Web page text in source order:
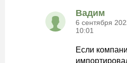
Вадим
6 сентября
10:01
Если